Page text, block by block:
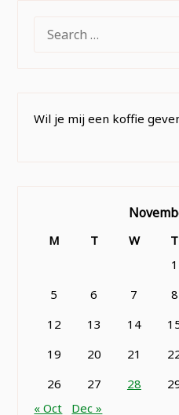
FOR:
Wil je mij een koffie
M T W T
1
5
6 7 8
12
13 14
19
20 21
26
27 28
« Oct
Dec »